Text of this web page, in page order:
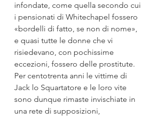
infondate, come quella secondo cui
i pensionati di Whitechapel fossero
«bordelli di fatto, se non di nome»,
e quasi tutte le donne che vi
risiedevano, con pochissime
eccezioni, fossero delle prostitute.
Per centotrenta anni le vittime di
Jack lo Squartatore e le loro vite
sono dunque rimaste invischiate in
una rete di supposizioni,